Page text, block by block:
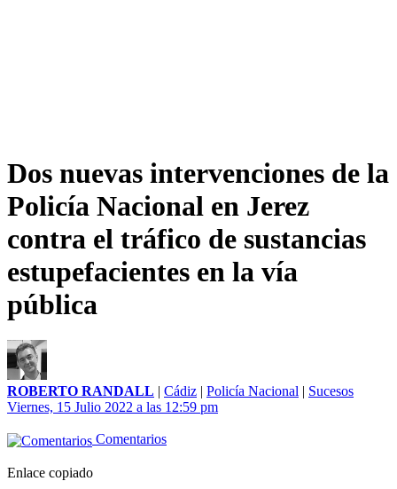
Dos nuevas intervenciones de la
Policía Nacional en Jerez
contra el tráfico de sustancias
estupefacientes en la vía
pública
ROBERTO RANDALL | Cádiz | Policía Nacional | Sucesos
Viernes, 15 Julio 2022 a las 12:59 pm
Comentarios
Enlace copiado